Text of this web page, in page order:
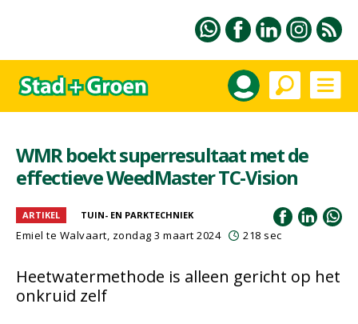
WMR boekt superresultaat met de
effectieve WeedMaster TC-Vision
ARTIKEL TUIN- EN PARKTECHNIEK
Emiel te Walvaart, zondag 3 maart 2024 218 sec
Heetwatermethode is alleen gericht op het
onkruid zelf